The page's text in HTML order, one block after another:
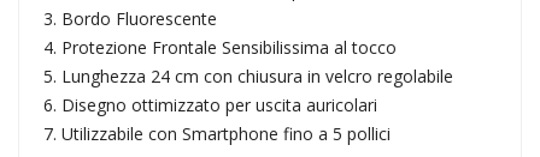
3. Bordo Fluorescente
4. Protezione Frontale Sensibilissima al tocco
5. Lunghezza 24 cm con chiusura in velcro regolabile
6. Disegno ottimizzato per uscita auricolari
7. Utilizzabile con Smartphone fino a 5 pollici